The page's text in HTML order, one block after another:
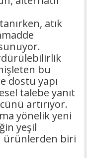
atık
bu
dostu yapı
talebe yanıt
artırıyor.
yönelik yeni
yeşil
ürünlerden biri